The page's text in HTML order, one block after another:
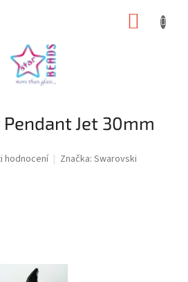
Jet 30mm
hodnocení Značka: Swarovski